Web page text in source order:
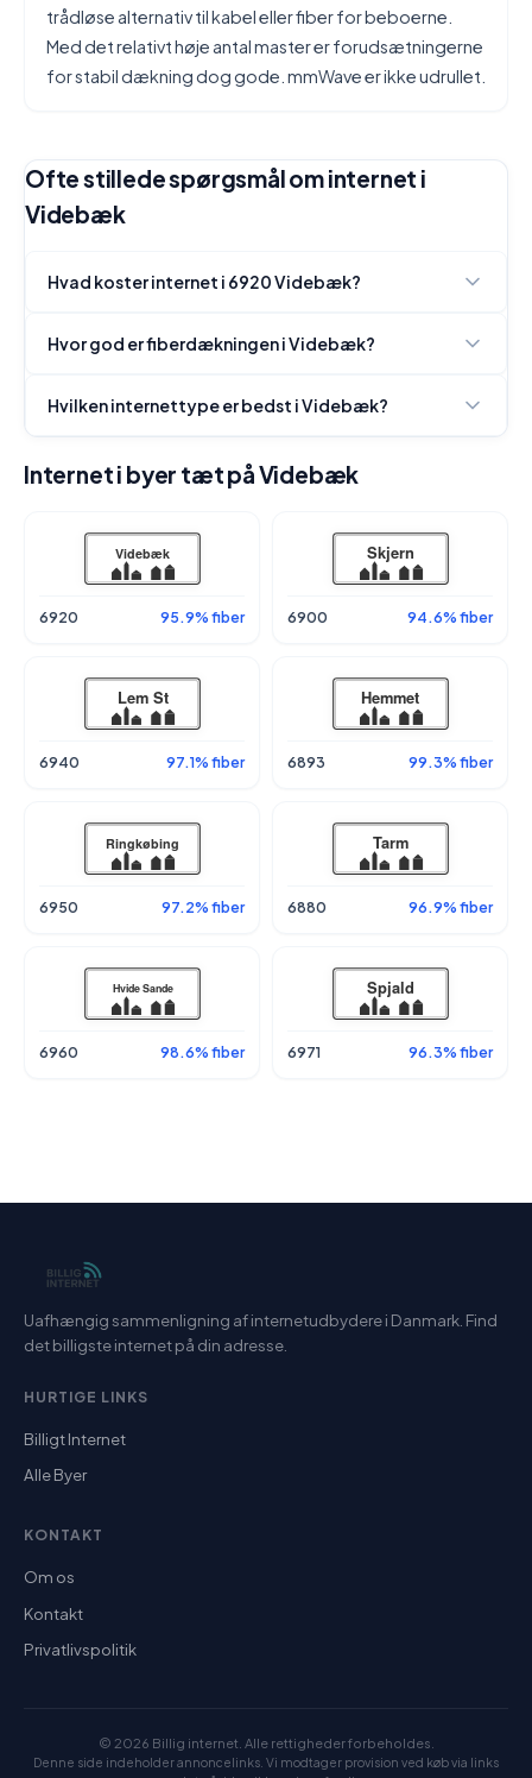
trådløse alternativ til kabel eller fiber for beboerne.
Med det relativt høje antal master er forudsætningerne
for stabil dækning dog gode. mmWave er ikke udrullet.
Ofte stillede spørgsmål om internet i
Videbæk
Hvad koster internet i 6920 Videbæk?
Hvor god er fiberdækningen i Videbæk?
Hvilken internettype er bedst i Videbæk?
Internet i byer tæt på Videbæk
6920 95.9% fiber 6900 94.6% fiber
6940 97.1% fiber 6893 99.3% fiber
6950 97.2% fiber 6880 96.9% fiber
6960 98.6% fiber 6971 96.3% fiber
Uafhængig sammenligning af internetudbydere i Danmark. Find
det billigste internet på din adresse.
HURTIGE LINKS
Billigt Internet
Alle Byer
KONTAKT
Om os
Kontakt
Privatlivspolitik
© 2026 Billig internet. Alle rettigheder forbeholdes.
Denne side indeholder annoncelinks. Vi modtager provision ved køb via links